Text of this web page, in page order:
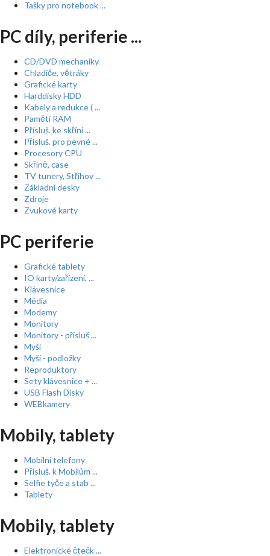
Tašky pro notebook ...
PC díly, periferie ...
CD/DVD mechaniky
Chladiče, větráky
Grafické karty
Harddisky HDD
Kabely a redukce ( ...
Paměti RAM
Přísluš. ke skříní ...
Přísluš. pro pevné ...
Procesory CPU
Skříně, case
TV tunery, Střihov ...
Základní desky
Zdroje
Zvukové karty
PC periferie
Grafické tablety
IO karty/zařízení, ...
Klávesnice
Média
Modemy
Monitory
Monitory - přísluš ...
Myši
Myši - podložky
Reproduktory
Sety klávesnice + ...
USB Flash Disky
WEBkamery
Mobily, tablety
Mobilní telefony
Přísluš. k Mobilům ...
Selfie tyče a stab ...
Tablety
Mobily, tablety
Elektronické čtečk ...